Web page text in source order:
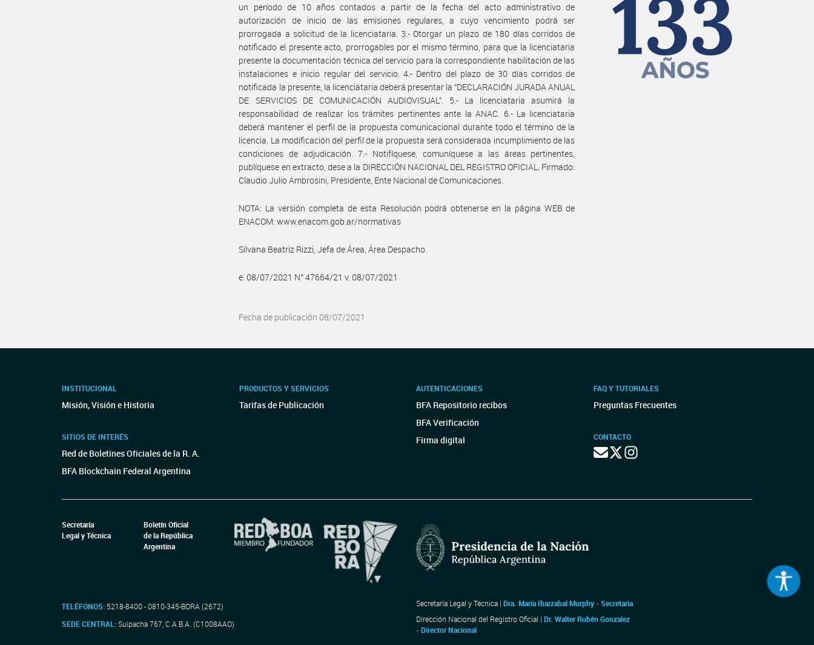
un período de 10 años contados a partir de la fecha del acto administrativo de
autorización de inicio de las emisiones regulares, a cuyo vencimiento podrá ser
prorrogada a solicitud de la licenciataria. 3.- Otorgar un plazo de 180 días corridos de
notificado el presente acto, prorrogables por el mismo término, para que la licenciataria
presente la documentación técnica del servicio para la correspondiente habilitación de las
instalaciones e inicio regular del servicio. 4.- Dentro del plazo de 30 días corridos de
notificada la presente, la licenciataria deberá presentar la “DECLARACIÓN JURADA ANUAL
DE SERVICIOS DE COMUNICACIÓN AUDIOVISUAL”. 5.- La licenciataria asumirá la
responsabilidad de realizar los trámites pertinentes ante la ANAC. 6.- La licenciataria
deberá mantener el perfil de la propuesta comunicacional durante todo el término de la
licencia. La modificación del perfil de la propuesta será considerada incumplimiento de las
condiciones de adjudicación. 7.- Notifíquese, comuníquese a las áreas pertinentes,
publíquese en extracto, dese a la DIRECCIÓN NACIONAL DEL REGISTRO OFICIAL. Firmado:
Claudio Julio Ambrosini, Presidente, Ente Nacional de Comunicaciones.
NOTA: La versión completa de esta Resolución podrá obtenerse en la página WEB de
ENACOM: www.enacom.gob.ar/normativas
Silvana Beatriz Rizzi, Jefa de Área, Área Despacho.
e. 08/07/2021 N° 47664/21 v. 08/07/2021
Fecha de publicación 08/07/2021
INSTITUCIONAL
Misión, Visión e Historia
SITIOS DE INTERÉS
Red de Boletines Oficiales de la R. A.
BFA Blockchain Federal Argentina
PRODUCTOS Y SERVICIOS
Tarifas de Publicación
AUTENTICACIONES
BFA Repositorio recibos
BFA Verificación
Firma digital
FAQ Y TUTORIALES
Preguntas Frecuentes
CONTACTO
Secretaría
Legal y Técnica
Boletín Oficial
de la República
Argentina
TELÉFONOS: 5218-8400 - 0810-345-BORA (2672)
SEDE CENTRAL:Suipacha 767, C.A.B.A. (C1008AAO)
Secretaría Legal y Técnica | Dra. María Ibarzabal Murphy - Secretaria
Dirección Nacional del Registro Oficial | Dr. Walter Rubén Gonzalez
- Director Nacional